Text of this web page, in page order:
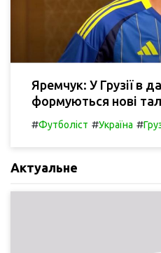
Яремчук: У Грузії в
формуються нові
#Футболіст #Україна #
Актуальне